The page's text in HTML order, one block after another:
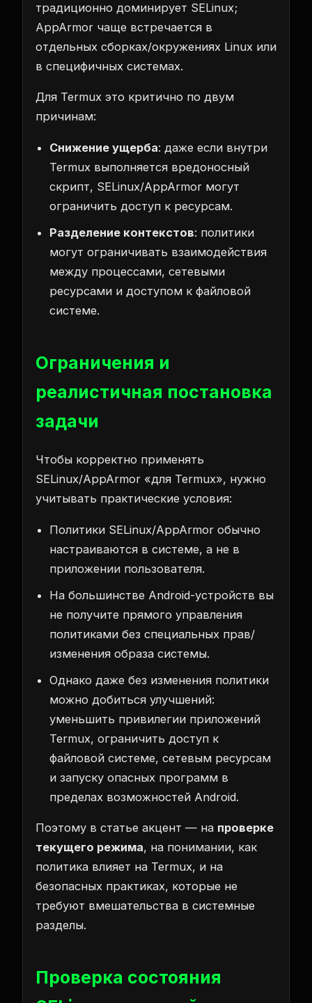
традиционно доминирует SELinux;
AppArmor чаще встречается в
отдельных сборках/окружениях Linux или
в специфичных системах.
Для Termux это критично по двум
причинам:
Снижение ущерба: даже если внутри
Termux выполняется вредоносный
скрипт, SELinux/AppArmor могут
ограничить доступ к ресурсам.
Разделение контекстов: политики
могут ограничивать взаимодействия
между процессами, сетевыми
ресурсами и доступом к файловой
системе.
Ограничения и
реалистичная постановка
задачи
Чтобы корректно применять
SELinux/AppArmor «для Termux», нужно
учитывать практические условия:
Политики SELinux/AppArmor обычно
настраиваются в системе, а не в
приложении пользователя.
На большинстве Android-устройств вы
не получите прямого управления
политиками без специальных прав/
изменения образа системы.
Однако даже без изменения политики
можно добиться улучшений:
уменьшить привилегии приложений
Termux, ограничить доступ к
файловой системе, сетевым ресурсам
и запуску опасных программ в
пределах возможностей Android.
Поэтому в статье акцент — на проверке
текущего режима, на понимании, как
политика влияет на Termux, и на
безопасных практиках, которые не
требуют вмешательства в системные
разделы.
Проверка состояния